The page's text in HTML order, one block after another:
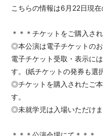
こちらの情報は6月22日現在
＊＊＊チケットをご購入さ
◎本公演は電子チケットのお
電子チケット受取・表示に
す。(紙チケットの発券も選
◎チケットを購入されたご
す。
◎未就学児は入場いただけま